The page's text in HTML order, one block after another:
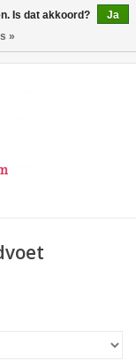
Is dat akkoord?
Ja
»